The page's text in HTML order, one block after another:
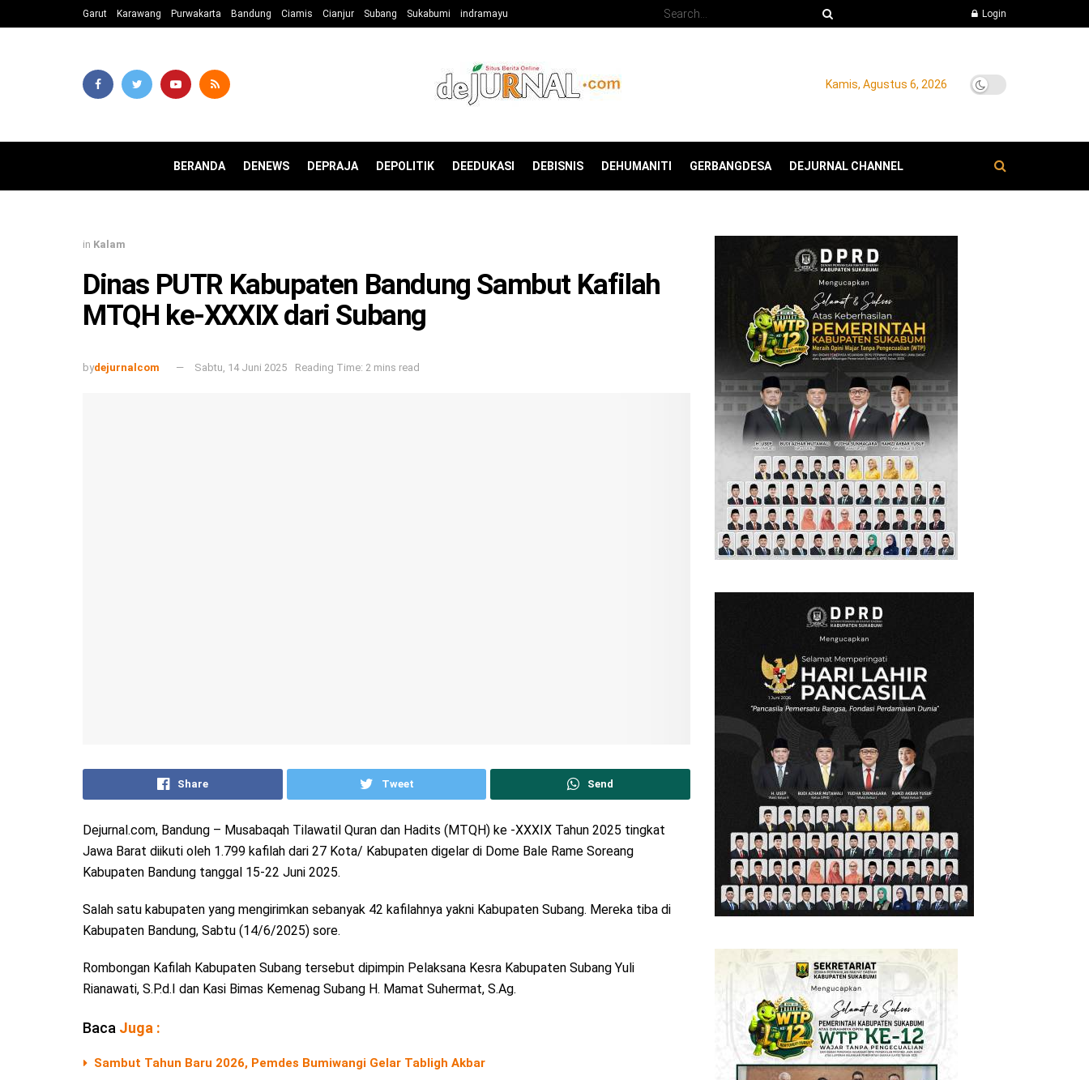
Garut Karawang Purwakarta Bandung Ciamis Cianjur Subang Sukabumi indramayu Login
Kamis, Agustus 6, 2026
BERANDA DENEWS DEPRAJA DEPOLITIK DEEDUKASI DEBISNIS DEHUMANITI GERBANGDESA DEJURNAL CHANNEL
in Kalam
Dinas PUTR Kabupaten Bandung Sambut Kafilah
MTQH ke-XXXIX dari Subang
bydejurnalcom Sabtu, 14 Juni 2025 Reading Time: 2 mins read
Share Tweet Send
Dejurnal.com, Bandung – Musabaqah Tilawatil Quran dan Hadits (MTQH) ke -XXXIX Tahun 2025 tingkat
Jawa Barat diikuti oleh 1.799 kafilah dari 27 Kota/ Kabupaten digelar di Dome Bale Rame Soreang
Kabupaten Bandung tanggal 15-22 Juni 2025.
Salah satu kabupaten yang mengirimkan sebanyak 42 kafilahnya yakni Kabupaten Subang. Mereka tiba di
Kabupaten Bandung, Sabtu (14/6/2025) sore.
Rombongan Kafilah Kabupaten Subang tersebut dipimpin Pelaksana Kesra Kabupaten Subang Yuli
Rianawati, S.P.d.I dan Kasi Bimas Kemenag Subang H. Mamat Suhermat, S.Ag.
Baca Juga :
Sambut Tahun Baru 2026, Pemdes Bumiwangi Gelar Tabligh Akbar